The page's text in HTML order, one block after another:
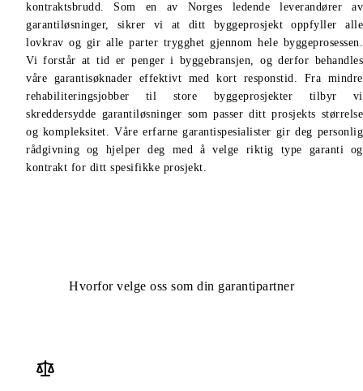
kontraktsbrudd. Som en av Norges ledende leverandører av
garantiløsninger, sikrer vi at ditt byggeprosjekt oppfyller alle
lovkrav og gir alle parter trygghet gjennom hele byggeprosessen.
Vi forstår at tid er penger i byggebransjen, og derfor behandles
våre garantisøknader effektivt med kort responstid. Fra mindre
rehabiliteringsjobber til store byggeprosjekter tilbyr vi
skreddersydde garantiløsninger som passer ditt prosjekts størrelse
og kompleksitet. Våre erfarne garantispesialister gir deg personlig
rådgivning og hjelper deg med å velge riktig type garanti og
kontrakt for ditt spesifikke prosjekt.
Hvorfor velge oss som din garantipartner